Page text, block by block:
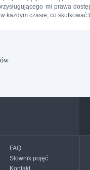
mi prawa
każdym czasie, co
FAQ
Słownik pojęć
Kontakt